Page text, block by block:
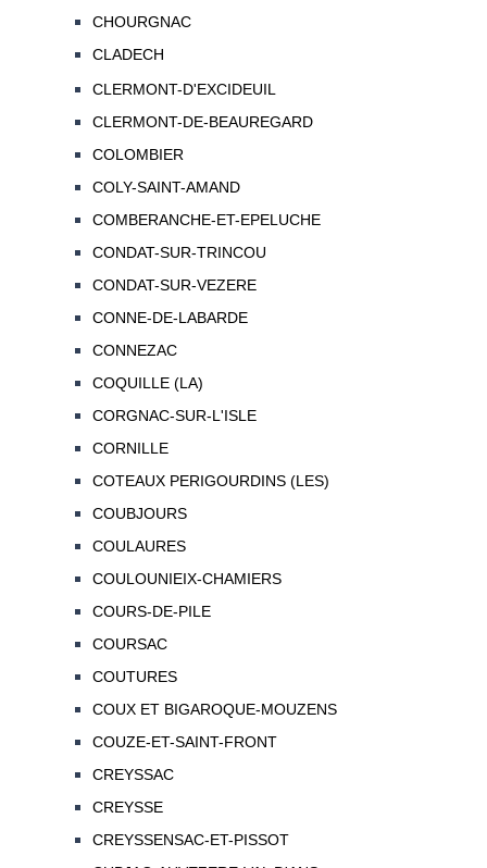
CHOURGNAC
CLADECH
CLERMONT-D'EXCIDEUIL
CLERMONT-DE-BEAUREGARD
COLOMBIER
COLY-SAINT-AMAND
COMBERANCHE-ET-EPELUCHE
CONDAT-SUR-TRINCOU
CONDAT-SUR-VEZERE
CONNE-DE-LABARDE
CONNEZAC
COQUILLE (LA)
CORGNAC-SUR-L'ISLE
CORNILLE
COTEAUX PERIGOURDINS (LES)
COUBJOURS
COULAURES
COULOUNIEIX-CHAMIERS
COURS-DE-PILE
COURSAC
COUTURES
COUX ET BIGAROQUE-MOUZENS
COUZE-ET-SAINT-FRONT
CREYSSAC
CREYSSE
CREYSSENSAC-ET-PISSOT